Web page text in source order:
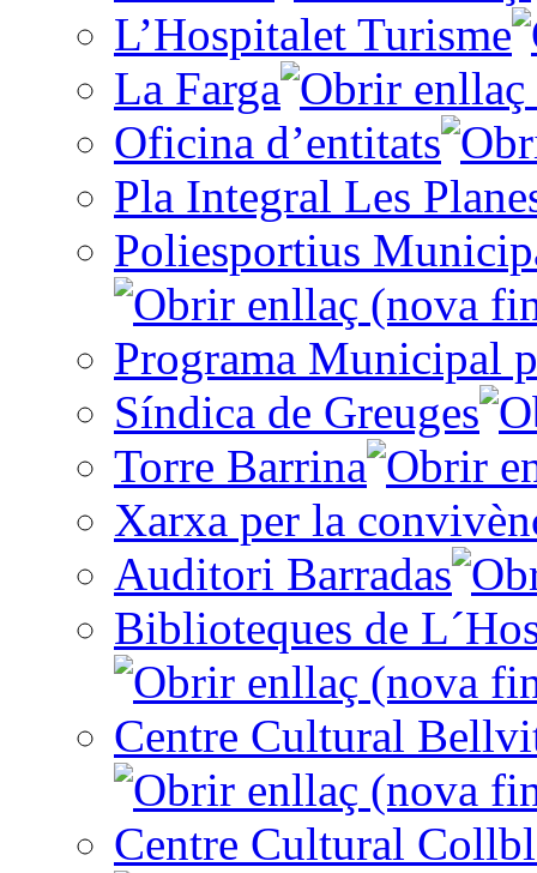
L’Hospitalet Turisme
La Farga
Oficina d’entitats
Pla Integral Les
Poliesportius
Programa Municipal
Síndica de Greuges
Torre Barrina
Xarxa per la
Auditori Barradas
Biblioteques de
Centre Cultural
Centre Cultural